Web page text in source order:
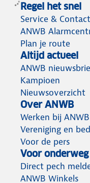
Regel het snel
Service & Contact
ANWB
Plan je route
Altijd actueel
ANWB
Kampioen
Nieuwsoverzicht
Over ANWB
Werken bij ANWB
Vereniging en
Voor de pers
Voor onderweg
Direct pech
ANWB Winkels